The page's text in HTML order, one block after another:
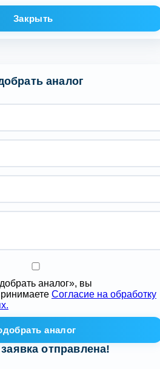
Закрыть
аналог
аналог», вы
Согласие на обработку
аналог
отправлена!